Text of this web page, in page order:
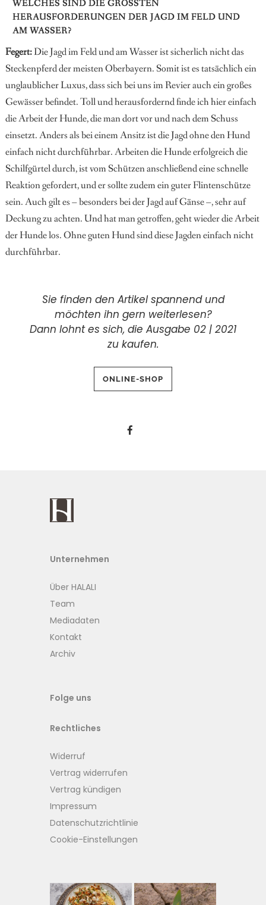
WELCHES SIND DIE GRÖSSTEN H
ERAUSFORDERUNGEN DER JAGD IM FELD UND A
M WASSER?
Fegert:Die Jagd im Feld und am Wasser ist sicherlich nicht das
Steckenpferd der meisten Oberbayern. Somit ist es tatsächlich ein
unglaublicher Luxus, dass sich bei uns im Revier auch ein großes
Gewässer befindet. Toll und herausfordernd finde ich hier einfach
die Arbeit der Hunde, die man dort vor und nach dem Schuss
einsetzt. Anders als bei einem Ansitz ist die Jagd ohne den Hund
einfach nicht durchführbar. Arbeiten die Hunde erfolgreich die
Schilfgürtel durch, ist vom Schützen anschließend eine schnelle
Reaktion gefordert, und er sollte zudem ein guter Flintenschütze
sein. Auch gilt es – besonders bei der Jagd auf Gänse –, sehr auf
Deckung zu achten. Und hat man getroffen, geht wieder die Arbeit
der Hunde los. Ohne guten Hund sind diese Jagden einfach nicht
durchführbar.
Sie finden den Artikel spannend und
möchten ihn gern weiterlesen?
Dann lohnt es sich, die Ausgabe 02 | 2021
zu kaufen.
Unternehmen
Über HALALI
Team
Mediadaten
Kontakt
Archiv
Folge uns
Rechtliches
Widerruf
Vertrag widerrufen
Vertrag kündigen
Impressum
Datenschutzrichtlinie
Cookie-Einstellungen